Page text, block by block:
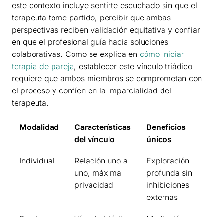
este contexto incluye sentirte escuchado sin que el
terapeuta tome partido, percibir que ambas
perspectivas reciben validación equitativa y confiar
en que el profesional guía hacia soluciones
colaborativas. Como se explica en cómo iniciar
terapia de pareja, establecer este vínculo triádico
requiere que ambos miembros se comprometan con
el proceso y confíen en la imparcialidad del
terapeuta.
Modalidad
Características
del vínculo
Beneficios
únicos
Individual
Relación uno a
uno, máxima
privacidad
Exploración
profunda sin
inhibiciones
externas